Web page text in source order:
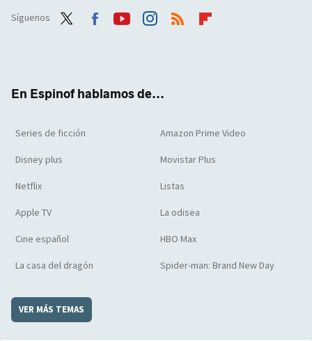
Síguenos
En Espinof hablamos de...
Series de ficción Amazon Prime Video
Disney plus Movistar Plus
Netflix Listas
Apple TV La odisea
Cine español HBO Max
La casa del dragón Spider-man: Brand New Day
VER MÁS TEMAS